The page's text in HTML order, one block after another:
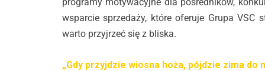
wsparcie sprzedaży, które oferuje Grupa VSC
warto przyjrzeć się z bliska.
„Gdy przyjdzie wiosna hoża, pójdzie zima do